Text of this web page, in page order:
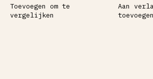
Toevoegen om te
vergelijken
Aan
toevoegen